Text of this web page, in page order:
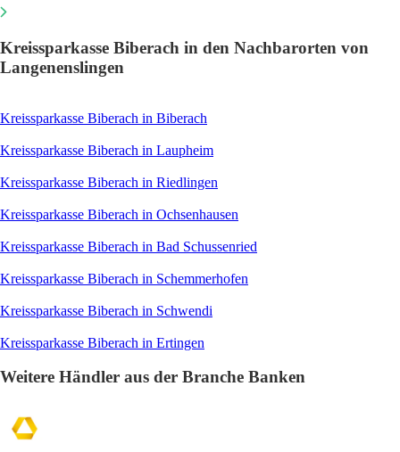
Kreissparkasse Biberach in den Nachbarorten von
Langenenslingen
Kreissparkasse Biberach in Biberach
Kreissparkasse Biberach in Laupheim
Kreissparkasse Biberach in Riedlingen
Kreissparkasse Biberach in Ochsenhausen
Kreissparkasse Biberach in Bad Schussenried
Kreissparkasse Biberach in Schemmerhofen
Kreissparkasse Biberach in Schwendi
Kreissparkasse Biberach in Ertingen
Weitere Händler aus der Branche Banken